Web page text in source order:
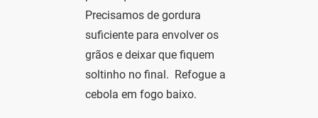
Precisamos de gordura
suficiente para envolver os
grãos e deixar que fiquem
soltinho no final. Refogue a
cebola em fogo baixo.